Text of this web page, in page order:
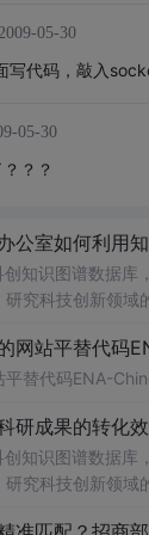
05-30
写代码，敲入
05-30
？？
公室如何利用
知识图谱数据库
究科技创新领域
网站平替代
平替代码ENA-
研成果的转化
知识图谱数据库
究科技创新领域